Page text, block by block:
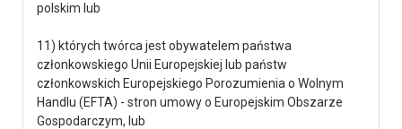
polskim lub
11) których twórca jest obywatelem państwa
członkowskiego Unii Europejskiej lub państw
członkowskich Europejskiego Porozumienia o Wolnym
Handlu (EFTA) - stron umowy o Europejskim Obszarze
Gospodarczym, lub